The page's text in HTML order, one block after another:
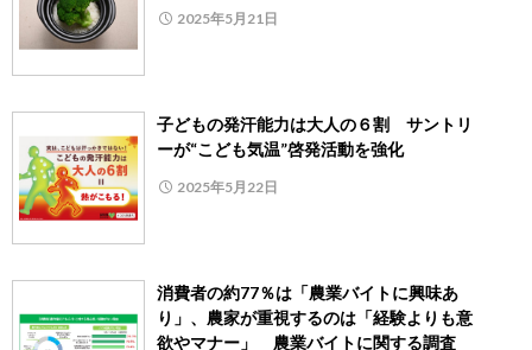
2025年5月21日
子どもの発汗能力は大人の６割 サントリ
ーが“こども気温”啓発活動を強化
2025年5月22日
消費者の約77％は「農業バイトに興味あ
り」、農家が重視するのは「経験よりも意
欲やマナー」 農業バイトに関する調査